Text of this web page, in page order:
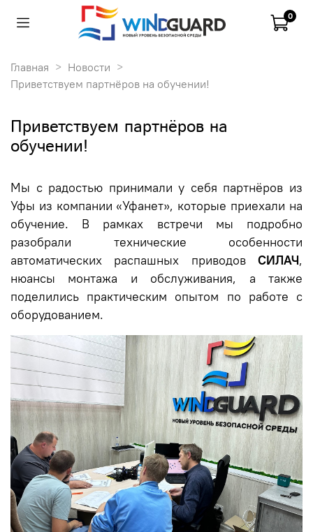
0
Главная
Новости
Приветствуем партнёров на обучении!
Приветствуем партнёров на
обучении!
Мы с радостью принимали у себя партнёров из
Уфы из компании «Уфанет», которые приехали на
обучение. В рамках встречи мы подробно
разобрали технические особенности
автоматических распашных приводов СИЛАЧ,
нюансы монтажа и обслуживания, а также
поделились практическим опытом по работе с
оборудованием.